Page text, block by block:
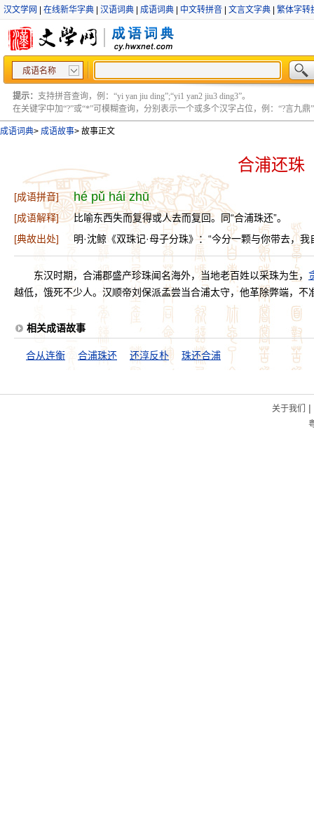
汉文学网 在线新华字典 汉语词典 成语词典 中文转拼音 文言文字典 繁体字转
成语名称
提示： 支持拼音查询，例：“yi yan jiu ding”;“yi1 yan2 jiu3 ding3”。
在关键字中加“?”或“*”可模糊查询，分别表示一个或多个汉字占位，例：“?言九鼎”
成语词典> 成语故事> 故事正文
合浦还珠
[成语拼音] hé pǔ hái zhū
[成语解释]
比喻东西失而复得或人去而复回。同“合浦珠还”。
[典故出处]
明·沈鲸《双珠记·母子分珠》：“今分一颗与你带去，
东汉时期，合浦郡盛产珍珠闻名海外，当地老百姓以采珠为生，
越低，饿死不少人。汉顺帝刘保派孟尝当合浦太守，他革除弊端，
相关成语故事
合从连衡 合浦珠还 还淳反朴 珠还合浦
关于我们 |